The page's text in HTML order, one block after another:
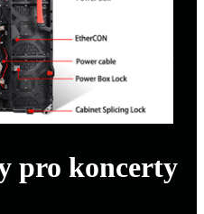
pro koncerty